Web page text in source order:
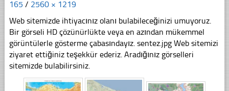
165 / 2560 × 1219
Web sitemizde ihtiyacınız olanı bulabileceğinizi umuyoruz.
Bir görseli HD çözünürlükte veya en azından mükemmel
görüntülerle gösterme çabasındayız. sentez.jpg Web sitemizi
ziyaret ettiğiniz teşekkür ederiz. Aradığınız görselleri
sitemizde bulabilirsiniz.